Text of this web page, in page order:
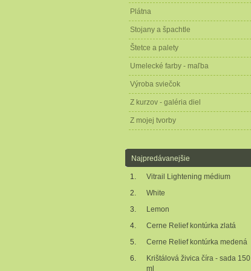
Plátna
Stojany a špachtle
Štetce a palety
Umelecké farby - maľba
Výroba sviečok
Z kurzov - galéria diel
Z mojej tvorby
Najpredávanejšie
1.
Vitrail Lightening médium
2.
White
3.
Lemon
4.
Cerne Relief kontúrka zlatá
5.
Cerne Relief kontúrka medená
6.
Krištálová živica číra - sada 150
ml